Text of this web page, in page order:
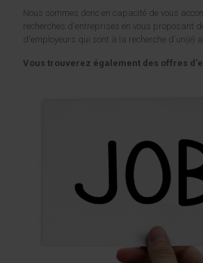
Nous sommes donc en capacité de vous
recherches d'entreprises en vous proposant
d'employeurs qui sont à la recherche d'un(e)
Vous trouverez également des offres